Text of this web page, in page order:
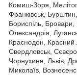
Комиш-Зоря,
Франківськ,
Бориспіль,
Олександрія,
Краснодон, Красний
Свердловськ,
Чорнухине, Львів,
Миколаїв,